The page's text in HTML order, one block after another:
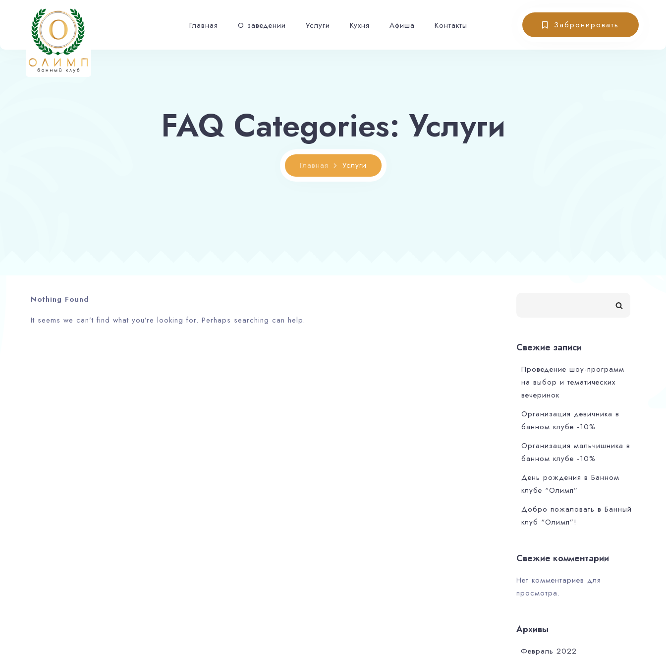
Главная О заведении Услуги Кухня Афиша Контакты Забронировать
FAQ Categories:Услуги
Главная Услуги
Nothing Found
It seems we can’t find what you’re looking for. Perhaps searching can help.
Свежие записи
Проведение шоу-программ
на выбор и тематических
вечеринок
Организация девичника в
банном клубе -10%
Организация мальчишника в
банном клубе -10%
День рождения в Банном
клубе “Олимп”
Добро пожаловать в Банный
клуб “Олимп”!
Свежие комментарии
Нет комментариев для
просмотра.
Архивы
Февраль 2022